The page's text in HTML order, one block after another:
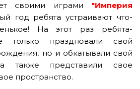
своими играми "Империя
год ребята устраивают что-
На этот раз ребята-
только праздновали свой
но и обкатывали свой
также представили свое
пространство.